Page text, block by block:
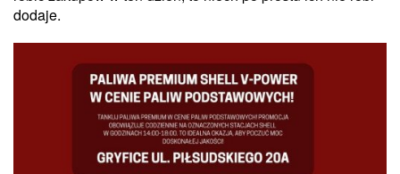
dodaje.